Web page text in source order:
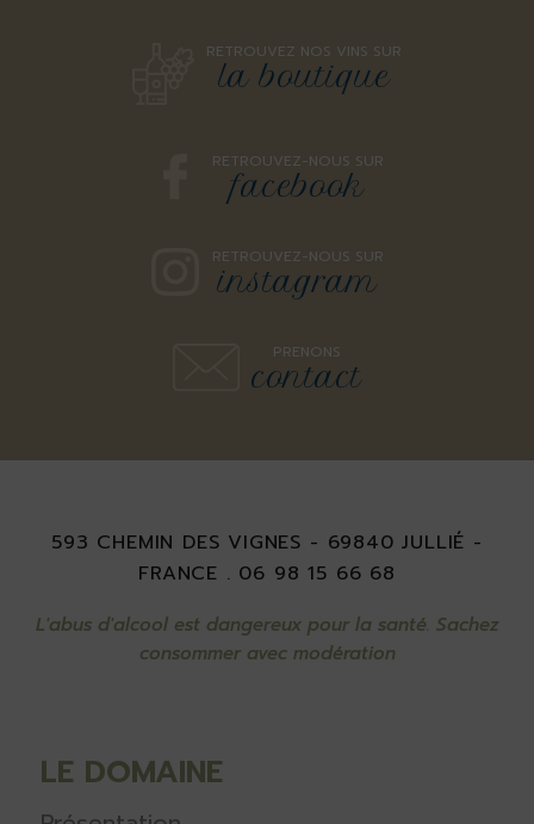
RETROUVEZ NOS VINS SUR
la boutique
RETROUVEZ-NOUS SUR
facebook
RETROUVEZ-NOUS SUR
instagram
PRENONS
contact
593 CHEMIN DES VIGNES - 69840 JULLIÉ -
FRANCE . 06 98 15 66 68
L'abus d'alcool est dangereux pour la santé. Sachez
consommer avec modération
LE DOMAINE